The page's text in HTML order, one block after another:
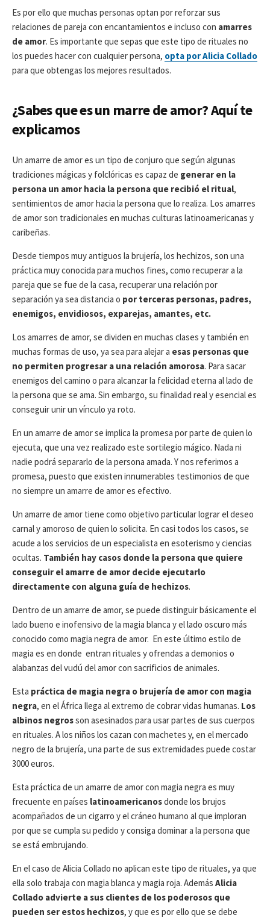
Ó
N
Es por ello que muchas personas optan por reforzar sus
relaciones de pareja con encantamientos e incluso con amarres
de amor. Es importante que sepas que este tipo de rituales no
los puedes hacer con cualquier persona, opta por Alicia Collado
para que obtengas los mejores resultados.
¿Sabes que es un marre de amor? Aquí te
explicamos
Un amarre de amor es un tipo de conjuro que según algunas
tradiciones mágicas y folclóricas es capaz de generar en la
persona un amor hacia la persona que recibió el ritual,
sentimientos de amor hacia la persona que lo realiza. Los amarres
de amor son tradicionales en muchas culturas latinoamericanas y
caribeñas.
Desde tiempos muy antiguos la brujería, los hechizos, son una
práctica muy conocida para muchos fines, como recuperar a la
pareja que se fue de la casa, recuperar una relación por
separación ya sea distancia o por terceras personas, padres,
enemigos, envidiosos, exparejas, amantes, etc.
Los amarres de amor, se dividen en muchas clases y también en
muchas formas de uso, ya sea para alejar a esas personas que
no permiten progresar a una relación amorosa. Para sacar
enemigos del camino o para alcanzar la felicidad eterna al lado de
la persona que se ama. Sin embargo, su finalidad real y esencial es
conseguir unir un vínculo ya roto.
En un amarre de amor se implica la promesa por parte de quien lo
ejecuta, que una vez realizado este sortilegio mágico. Nada ni
nadie podrá separarlo de la persona amada. Y nos referimos a
promesa, puesto que existen innumerables testimonios de que
no siempre un amarre de amor es efectivo.
Un amarre de amor tiene como objetivo particular lograr el deseo
carnal y amoroso de quien lo solicita. En casi todos los casos, se
acude a los servicios de un especialista en esoterismo y ciencias
ocultas. También hay casos donde la persona que quiere
conseguir el amarre de amor decide ejecutarlo
directamente con alguna guía de hechizos.
Dentro de un amarre de amor, se puede distinguir básicamente el
lado bueno e inofensivo de la magia blanca y el lado oscuro más
conocido como magia negra de amor. En este último estilo de
magia es en donde entran rituales y ofrendas a demonios o
alabanzas del vudú del amor con sacrificios de animales.
Esta práctica de magia negra o brujería de amor con magia
negra, en el África llega al extremo de cobrar vidas humanas. Los
albinos negrosson asesinados para usar partes de sus cuerpos
en rituales. A los niños los cazan con machetes y, en el mercado
negro de la brujería, una parte de sus extremidades puede costar
3000 euros.
Esta práctica de un amarre de amor con magia negra es muy
frecuente en países latinoamericanosdonde los brujos
acompañados de un cigarro y el cráneo humano al que imploran
por que se cumpla su pedido y consiga dominar a la persona que
se está embrujando.
En el caso de Alicia Collado no aplican este tipo de rituales, ya que
ella solo trabaja con magia blanca y magia roja. Además Alicia
Collado advierte a sus clientes de los poderosos que
pueden ser estos hechizos, y que es por ello que se debe